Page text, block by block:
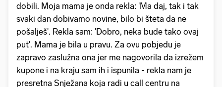
dobili. Moja mama je onda rekla: 'Ma daj, tak i tak
svaki dan dobivamo novine, bilo bi šteta da ne
pošalješ'. Rekla sam: 'Dobro, neka bude tako ovaj
put'. Mama je bila u pravu. Za ovu pobjedu je
zapravo zaslužna ona jer me nagovorila da izrežem
kupone i na kraju sam ih i ispunila - rekla nam je
presretna Snježana koja radi u call centru na